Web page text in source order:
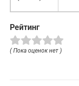
Рейтинг
( Пока оценок нет )